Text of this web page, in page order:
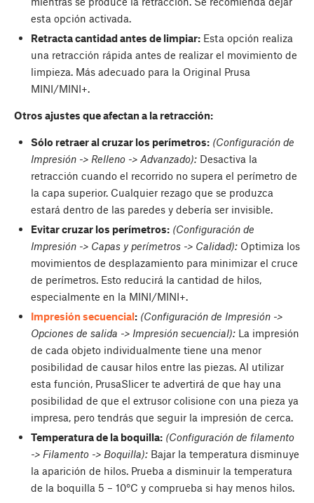
esta opción activada.
Retracta cantidad antes de limpiar:Esta opción realiza
una retracción rápida antes de realizar el movimiento de
limpieza. Más adecuado para la Original Prusa
MINI/MINI+.
Otros ajustes que afectan a la retracción:
Sólo retraer al cruzar los perímetros: (Configuración de
Impresión -> Relleno -> Advanzado):Desactiva la
retracción cuando el recorrido no supera el perímetro de
la capa superior. Cualquier rezago que se produzca
estará dentro de las paredes y debería ser invisible.
Evitar cruzar los perímetros: (Configuración de
Impresión -> Capas y perímetros -> Calidad):Optimiza los
movimientos de desplazamiento para minimizar el cruce
de perímetros. Esto reducirá la cantidad de hilos,
especialmente en la MINI/MINI+.
Impresión secuencial: (Configuración de Impresión ->
Opciones de salida -> Impresión secuencial):La impresión
de cada objeto individualmente tiene una menor
posibilidad de causar hilos entre las piezas. Al utilizar
esta función, PrusaSlicer te advertirá de que hay una
posibilidad de que el extrusor colisione con una pieza ya
impresa, pero tendrás que seguir la impresión de cerca.
Temperatura de la boquilla: (Configuración de filamento
-> Filamento -> Boquilla):Bajar la temperatura disminuye
la aparición de hilos. Prueba a disminuir la temperatura
de la boquilla 5 – 10°C y comprueba si hay menos hilos.